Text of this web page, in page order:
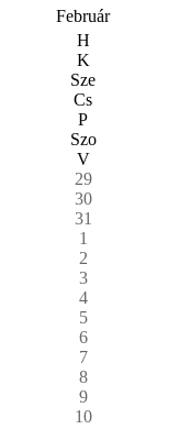
Február
H
K
Sze
Cs
P
Szo
V
29
30
31
1
2
3
4
5
6
7
8
9
10